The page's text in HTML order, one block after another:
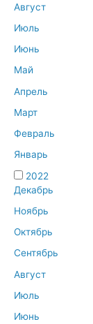
Август
Июль
Июнь
Май
Апрель
Март
Февраль
Январь
2022
Декабрь
Ноябрь
Октябрь
Сентябрь
Август
Июль
Июнь